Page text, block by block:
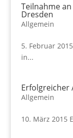
Teilnahme
Dresden
Allgemein
5. Februar
in...
Erfolgreicher
Allgemein
10. März 2015